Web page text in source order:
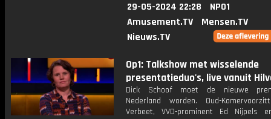
29-05-2024 22:28
NPO1
Amusement.TV
Mensen.TV
Nieuws.TV
Op1: Talkshow met wisselende
presentatieduo's, live vanuit
Dick Schoof moet de nieuwe
Nederland worden. Oud-
Verbeet, VVD-prominent Ed Nijpels